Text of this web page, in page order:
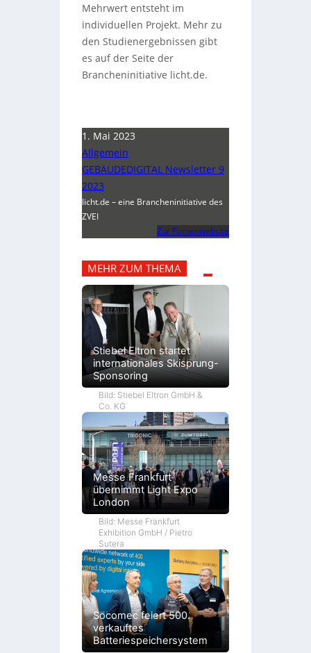
Mehrwert entsteht im
individuellen Projekt. Mehr zu
den Studienergebnissen gibt
es auf der Seite der
Brancheninitiative licht.de.
1. Mai 2023
Allgemein
GEBÄUDEDIGITAL Newsletter 9
2023
licht.de – eine Brancheninitiative des
ZVEI
Zur Firmenwebsite
MEHR ZUM THEMA
Stiebel Eltron startet
internationales Skisprung-
Sponsoring
Bild: Stiebel Eltron GmbH &
Co. KG
Messe Frankfurt
übernimmt Light Expo
London
Bild: Messe Frankfurt
Exhibition GmbH / Pietro
Sutera
Socomec feiert 500.
verkauftes
Batteriespeichersystem